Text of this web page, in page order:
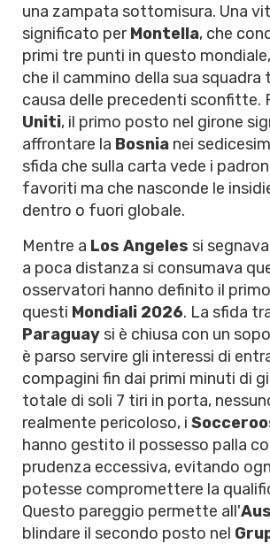
una zampata sottomisura. Una
significato perMontella, che
primi tre punti in questo
che il cammino della sua squadra
causa delle precedenti sconfitte.
Uniti, il primo posto nel girone
affrontare la Bosnia nei
sfida che sulla carta vede i
favoriti ma che nasconde le
dentro o fuori globale.
Mentre a Los Angeles si
a poca distanza si consumava
osservatori hanno definito il
questi Mondiali 2026. La sfida
Paraguay si è chiusa con un
è parso servire gli interessi di
compagini fin dai primi minuti di
totale di soli 7 tiri in porta,
realmente pericoloso, i
hanno gestito il possesso palla
prudenza eccessiva, evitando
potesse compromettere la
Questo pareggio permette all'
blindare il secondo posto nel